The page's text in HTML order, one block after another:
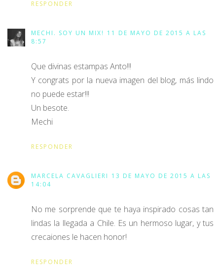
RESPONDER
MECHI. SOY UN MIX! 11 DE MAYO DE 2015 A LAS
8:57
Que divinas estampas Anto!!!
Y congrats por la nueva imagen del blog, más lindo
no puede estar!!!
Un besote.
Mechi
RESPONDER
MARCELA CAVAGLIERI 13 DE MAYO DE 2015 A LAS
14:04
No me sorprende que te haya inspirado cosas tan
lindas la llegada a Chile. Es un hermoso lugar, y tus
crecaiones le hacen honor!
RESPONDER